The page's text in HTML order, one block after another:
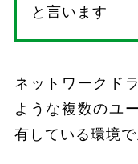
と言います
ネットワークド
ような複数のユ
有している環境